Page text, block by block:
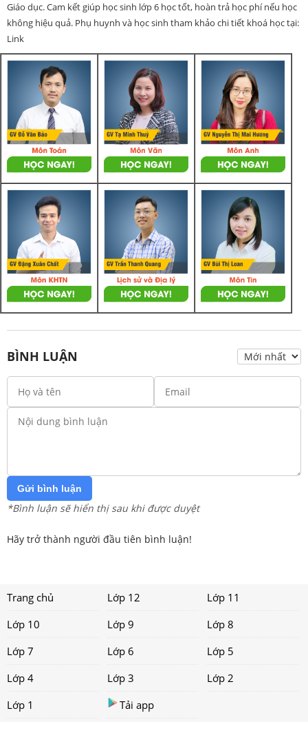
Giáo dục. Cam kết giúp học sinh lớp 6 học tốt, hoàn trả học phí nếu học
không hiệu quả. Phụ huynh và học sinh tham khảo chi tiết khoá học tại:
Link
BÌNH LUẬN
Gửi bình luận
*Bình luận sẽ hiển thị sau khi được duyệt
Hãy trở thành người đầu tiên bình luận!
Trang chủ Lớp 12
Lớp 11
Lớp 10
Lớp 9
Lớp 8
Lớp 7
Lớp 6
Lớp 5
Lớp 4
Lớp 3
Lớp 2
Lớp 1
Tải app